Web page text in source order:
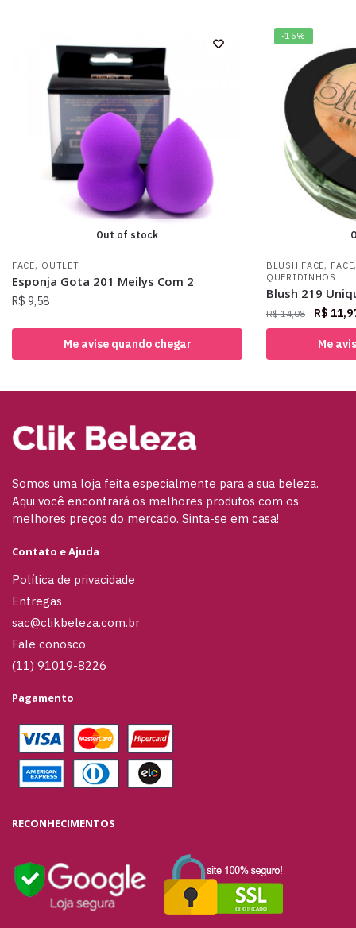
Out of stock
FACE, OUTLET
Esponja Gota 201 Meilys Com 2
R$ 9,58
Me avise quando chegar
-15%
BLUSH FACE, FACE
QUERIDINHOS
Blush 219
R$14,08 R$
Me
Somos uma loja feita especialmente para a sua beleza.
Aqui você encontrará os melhores produtos com os
melhores preços do mercado. Sinta-se em casa!
Contato e Ajuda
Política de privacidade
Entregas
sac@clikbeleza.com.br
Fale conosco
(11) 91019-8226
Pagamento
RECONHECIMENTOS